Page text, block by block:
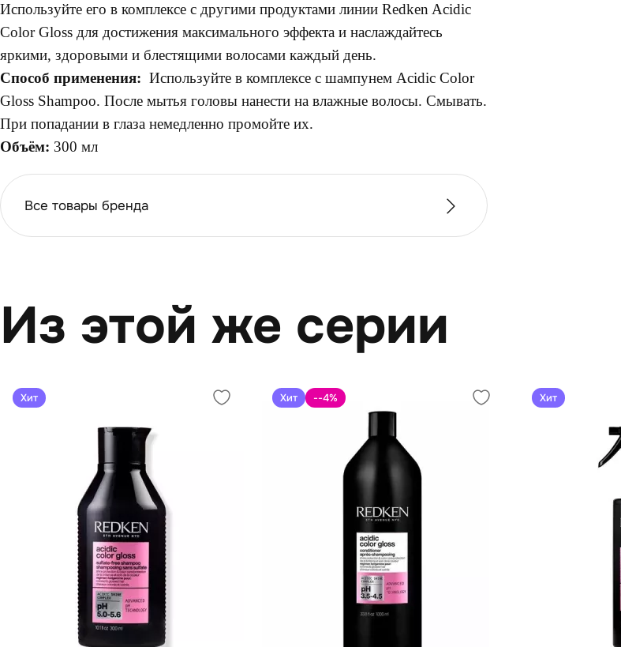
Используйте его в комплексе с другими продуктами линии Redken Acidic
Color Gloss для достижения максимального эффекта и наслаждайтесь
яркими, здоровыми и блестящими волосами каждый день.
Способ применения: Используйте в комплексе с шампунем Acidic Color
Gloss Shampoo. После мытья головы нанести на влажные волосы. Смывать.
При попадании в глаза немедленно промойте их.
Объём: 300 мл
Все товары бренда
Из этой же серии
Хит Хит --4% Хит